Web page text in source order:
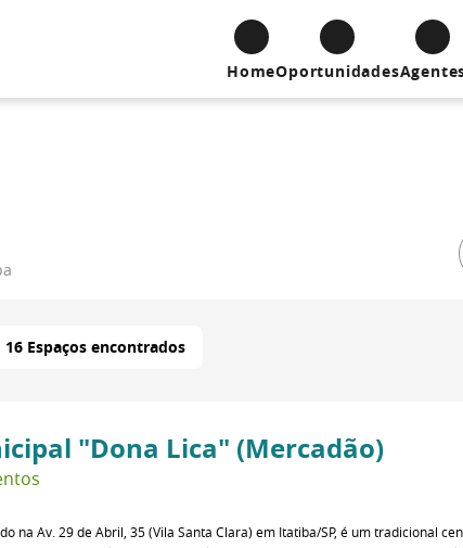
HomeOportunidades
16 Espaços encontrados
"Dona Lica" (Mercadão)
na Av. 29 de Abril, 35 (Vila Santa Clara) em Itatiba/SP, é um tradicional